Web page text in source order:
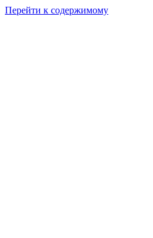
Перейти к содержимому